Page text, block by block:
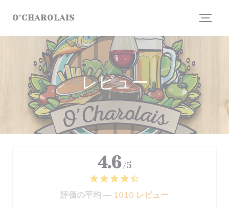
O'CHAROLAIS
レビュー
4.6 /5
評価の平均 — 1010 レビュー